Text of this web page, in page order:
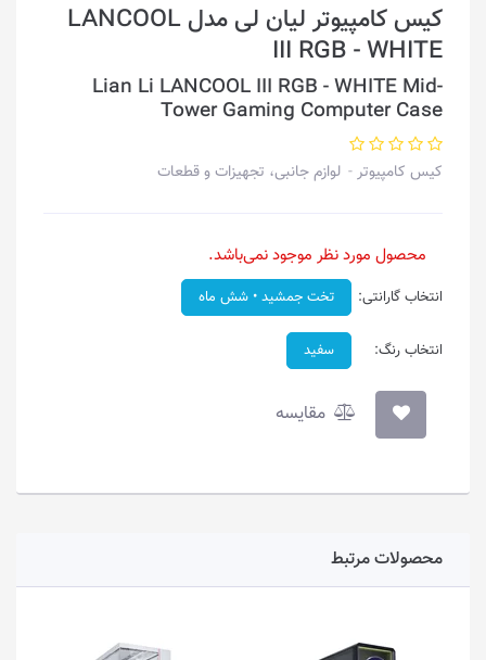
کیس کامپیوتر لیان لی مدل LANCOOL
III RGB - WHITE
Lian Li LANCOOL III RGB - WHITE Mid-
Tower Gaming Computer Case
کیس کامپیوتر لوازم جانبی، تجهیزات و قطعات
محصول مورد نظر موجود نمی‌باشد.
انتخاب گارانتی: تخت جمشید • شش ماه
انتخاب رنگ: سفید
مقایسه
محصولات مرتبط